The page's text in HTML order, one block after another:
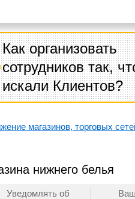
Как организовать
сотрудников так,
искали Клиентов?
магазинов, торговых
нижнего белья
Уведомлять об